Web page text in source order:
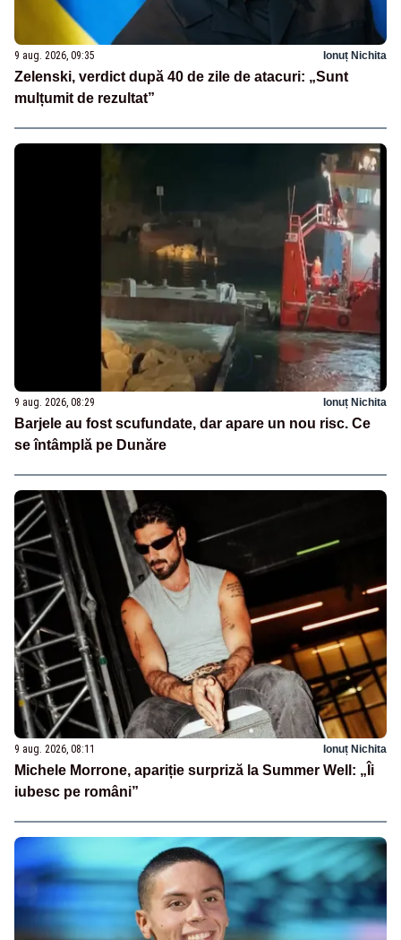
9 aug. 2026, 09:35 Ionuț Nichita
Zelenski, verdict după 40 de zile de atacuri: „Sunt
mulțumit de rezultat”
9 aug. 2026, 08:29 Ionuț Nichita
Barjele au fost scufundate, dar apare un nou risc. Ce
se întâmplă pe Dunăre
9 aug. 2026, 08:11 Ionuț Nichita
Michele Morrone, apariție surpriză la Summer Well: „Îi
iubesc pe români”